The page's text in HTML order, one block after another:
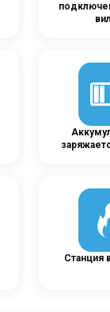
Станция